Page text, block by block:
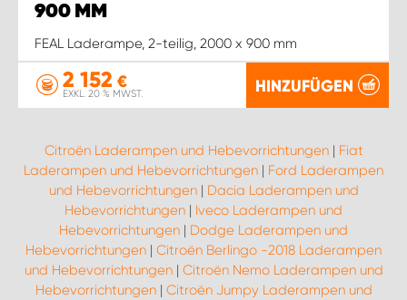
900 MM
FEAL Laderampe, 2-teilig, 2000 x 900 mm
2 152 €
EXKL. 20 % MWST. HINZUFÜGEN
Citroën Laderampen und Hebevorrichtungen| Fiat
Laderampen und Hebevorrichtungen | Ford Laderampen
und Hebevorrichtungen| Dacia Laderampen und
Hebevorrichtungen | Iveco Laderampen und
Hebevorrichtungen | Dodge Laderampen und
Hebevorrichtungen | Citroën Berlingo -2018 Laderampen
und Hebevorrichtungen| Citroën Nemo Laderampen und
Hebevorrichtungen| Citroën Jumpy Laderampen und